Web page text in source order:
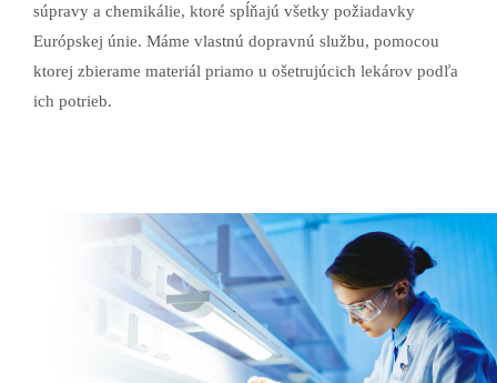
súpravy a chemikálie, ktoré spĺňajú všetky požiadavky
Európskej únie. Máme vlastnú dopravnú službu, pomocou
ktorej zbierame materiál priamo u ošetrujúcich lekárov podľa
ich potrieb.